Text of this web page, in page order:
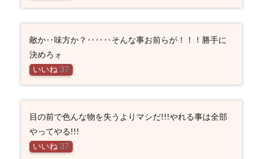
敵か‥味方か？‥‥‥そんな事お前らが！！！勝手に
決めろォ
いいね 37
目の前で色んな物を失うよりマシだ!!!やれる事は全部
やってやる!!!
いいね 37